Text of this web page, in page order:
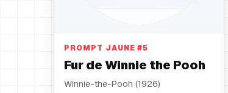
PROMPT JAUNE #5
Fur de Winnie the Pooh
Winnie-the-Pooh (1926)